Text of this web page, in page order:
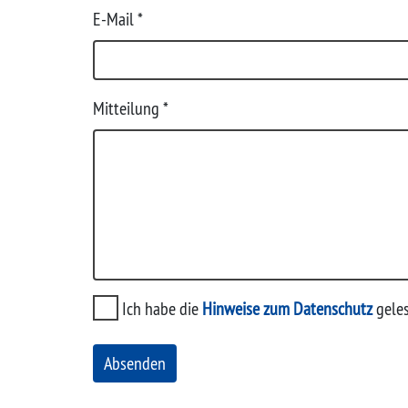
E-Mail *
Mitteilung*
Ich habe die Hinweise zum Datenschutz